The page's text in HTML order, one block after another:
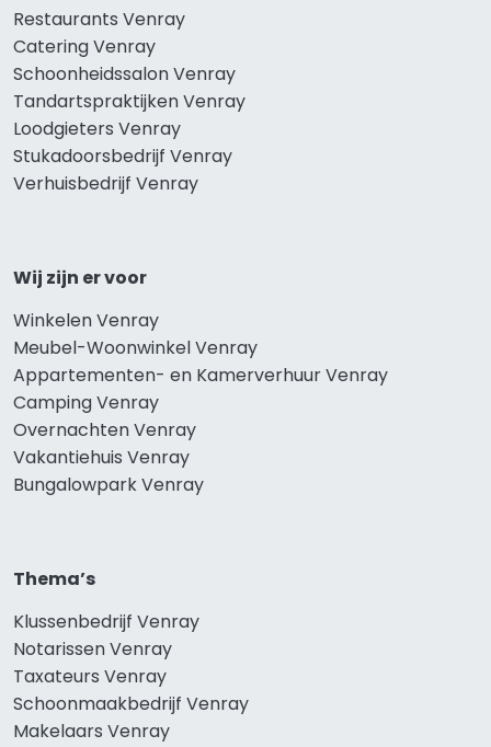
Restaurants Venray
Catering Venray
Schoonheidssalon Venray
Tandartspraktijken Venray
Loodgieters Venray
Stukadoorsbedrijf Venray
Verhuisbedrijf Venray
Wij zijn er voor
Winkelen Venray
Meubel-Woonwinkel Venray
Appartementen- en Kamerverhuur Venray
Camping Venray
Overnachten Venray
Vakantiehuis Venray
Bungalowpark Venray
Thema’s
Klussenbedrijf Venray
Notarissen Venray
Taxateurs Venray
Schoonmaakbedrijf Venray
Makelaars Venray